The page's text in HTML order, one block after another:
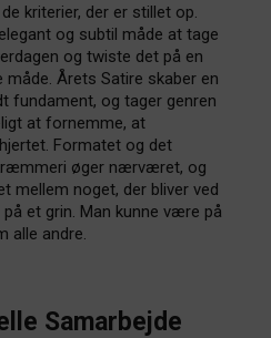
kriterier, der er stillet op.
og subtil måde at tage
og twiste det på en
Årets Satire skaber en
fundament, og tager genren
at fornemme, at
Formatet og det
øger nærværet, og
mellem noget, der bliver ved
et grin. Man kunne være på
alle andre.
Samarbejde